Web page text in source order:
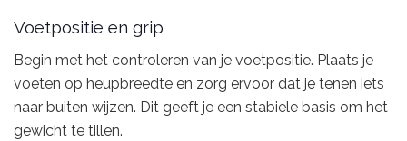
Voetpositie en grip
Begin met het controleren van je voetpositie. Plaats je
voeten op heupbreedte en zorg ervoor dat je tenen iets
naar buiten wijzen. Dit geeft je een stabiele basis om het
gewicht te tillen.